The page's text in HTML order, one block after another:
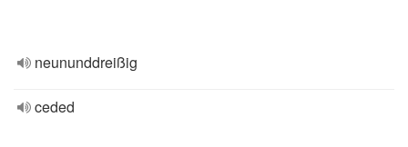
neununddreißig
ceded